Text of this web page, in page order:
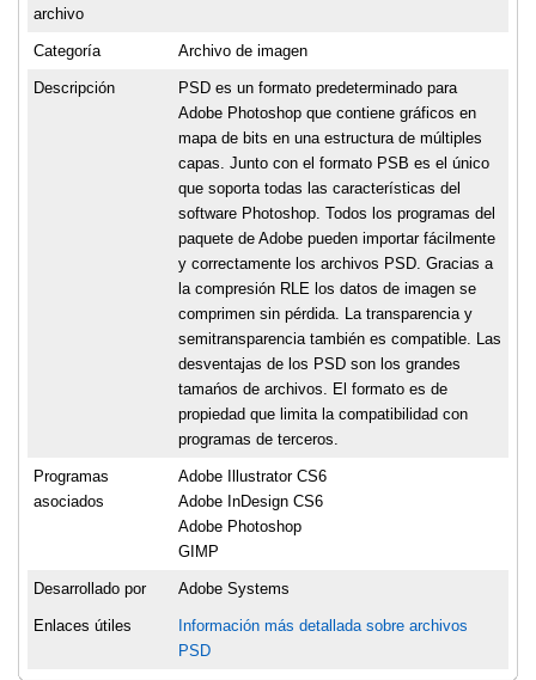
archivo
Categoría Archivo de imagen
Descripción
PSD es un formato predeterminado para
Adobe Photoshop que contiene gráficos en
mapa de bits en una estructura de múltiples
capas. Junto con el formato PSB es el único
que soporta todas las características del
software Photoshop. Todos los programas del
paquete de Adobe pueden importar fácilmente
y correctamente los archivos PSD. Gracias a
la compresión RLE los datos de imagen se
comprimen sin pérdida. La transparencia y
semitransparencia también es compatible. Las
desventajas de los PSD son los grandes
tamańos de archivos. El formato es de
propiedad que limita la compatibilidad con
programas de terceros.
Programas
asociados
Adobe Illustrator CS6
Adobe InDesign CS6
Adobe Photoshop
GIMP
Desarrollado por Adobe Systems
Enlaces útiles
Información más detallada sobre archivos
PSD